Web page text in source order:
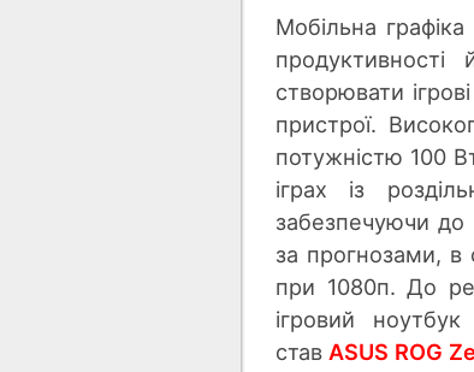
Мобільна
створювати
пристрої.
потужністю 100
іграх із
забезпечуючи до
за прогнозами, в
при 1080п. До
ігровий
став ASUS ROG